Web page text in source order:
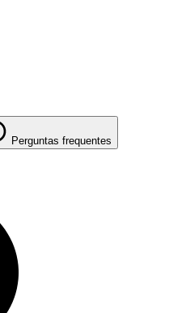
Perguntas frequentes